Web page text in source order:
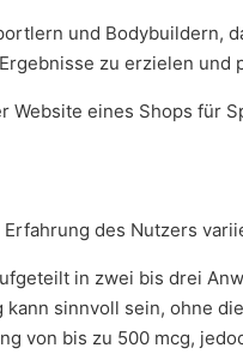
und Bodybuildern,
zu erzielen
Website eines Shops für
des Nutzers
in zwei bis drei
sinnvoll sein, ohne
von bis zu 500 mcg,